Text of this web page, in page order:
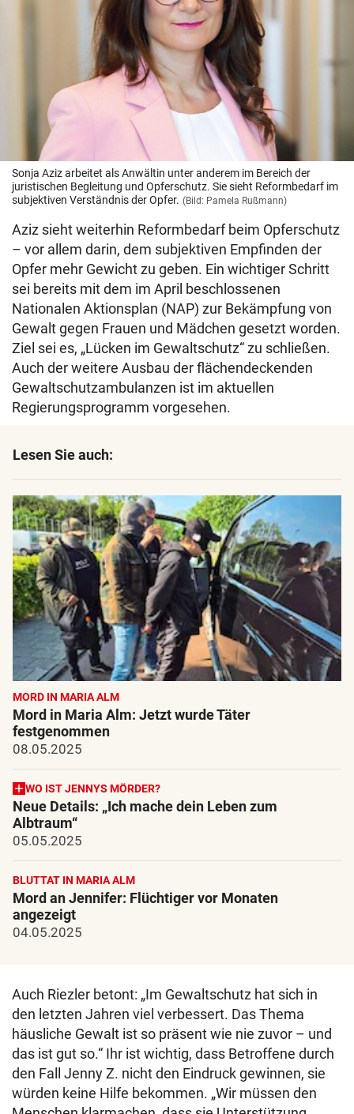
Sonja Aziz arbeitet als Anwältin unter anderem im Bereich der
juristischen Begleitung und Opferschutz. Sie sieht Reformbedarf im
subjektiven Verständnis der Opfer. (Bild: Pamela Rußmann)
Aziz sieht weiterhin Reformbedarf beim Opferschutz
– vor allem darin, dem subjektiven Empfinden der
Opfer mehr Gewicht zu geben. Ein wichtiger Schritt
sei bereits mit dem im April beschlossenen
Nationalen Aktionsplan (NAP) zur Bekämpfung von
Gewalt gegen Frauen und Mädchen gesetzt worden.
Ziel sei es, „Lücken im Gewaltschutz“ zu schließen.
Auch der weitere Ausbau der flächendeckenden
Gewaltschutzambulanzen ist im aktuellen
Regierungsprogramm vorgesehen.
Lesen Sie auch:
MORD IN MARIA ALM
Mord in Maria Alm: Jetzt wurde Täter
festgenommen
08.05.2025
WO IST JENNYS MÖRDER?
Neue Details: „Ich mache dein Leben zum
Albtraum“
05.05.2025
BLUTTAT IN MARIA ALM
Mord an Jennifer: Flüchtiger vor Monaten
angezeigt
04.05.2025
Auch Riezler betont: „Im Gewaltschutz hat sich in
den letzten Jahren viel verbessert. Das Thema
häusliche Gewalt ist so präsent wie nie zuvor – und
das ist gut so.“ Ihr ist wichtig, dass Betroffene durch
den Fall Jenny Z. nicht den Eindruck gewinnen, sie
würden keine Hilfe bekommen. „Wir müssen den